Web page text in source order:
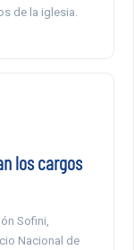
de la iglesia.
los cargos
Sofini,
Nacional de